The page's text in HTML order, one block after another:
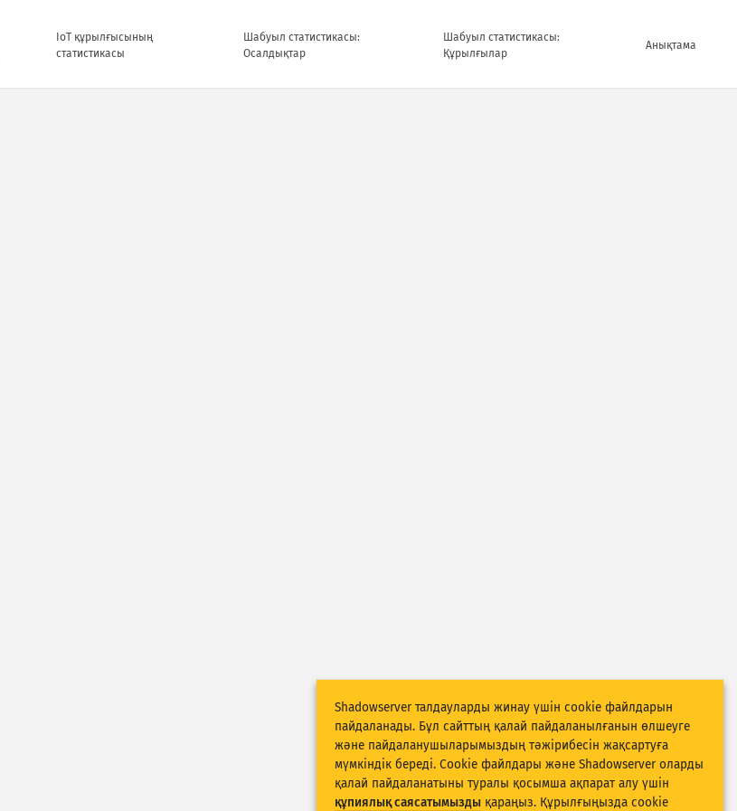
IoT құрылғысының
статистикасы
Шабуыл статистикасы:
Осалдықтар
Шабуыл статистикасы:
Құрылғылар
Анықтама
Shadowserver талдауларды жинау үшін cookie файлдарын
пайдаланады. Бұл сайттың қалай пайдаланылғанын өлшеуге
және пайдаланушыларымыздың тәжірибесін жақсартуға
мүмкіндік береді. Cookie файлдары және Shadowserver оларды
қалай пайдаланатыны туралы қосымша ақпарат алу үшін
құпиялық саясатымызды қараңыз. Құрылғыңызда cookie